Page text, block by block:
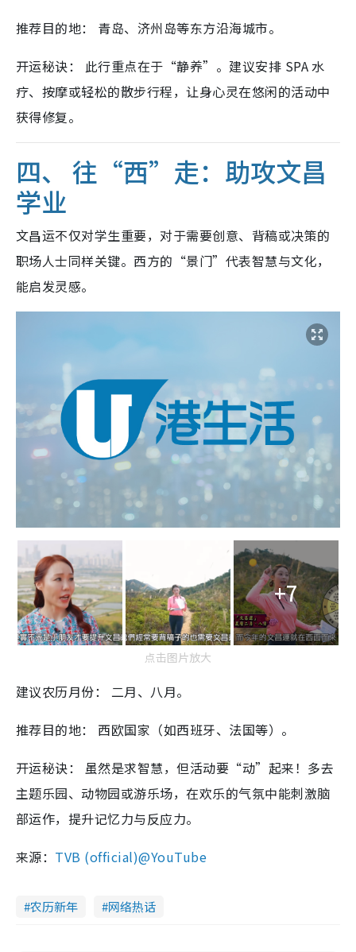
推荐目的地： 青岛、济州岛等东方沿海城市。
开运秘诀： 此行重点在于“静养”。建议安排 SPA 水
疗、按摩或轻松的散步行程，让身心灵在悠闲的活动中
获得修复。
四、 往“西”走：助攻文昌
学业
文昌运不仅对学生重要，对于需要创意、背稿或决策的
职场人士同样关键。西方的“景门”代表智慧与文化，
能启发灵感。
+7
点击图片放大
建议农历月份： 二月、八月。
推荐目的地： 西欧国家（如西班牙、法国等）。
开运秘诀： 虽然是求智慧，但活动要“动”起来！多去
主题乐园、动物园或游乐场，在欢乐的气氛中能刺激脑
部运作，提升记忆力与反应力。
来源： TVB (official)@YouTube
农历新年 网络热话